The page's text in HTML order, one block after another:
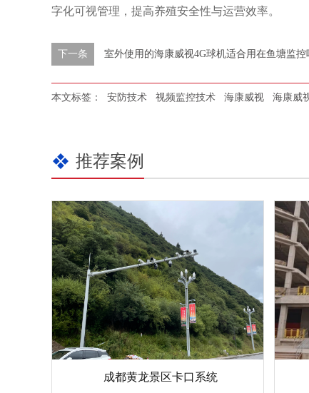
字化可视管理，提高养殖安全性与运营效率。
下一条 室外使用的海康威视4G球机适合用在鱼塘监控
本文标签： 安防技术 视频监控技术 海康威视 海康威
推荐案例
成都黄龙景区卡口系统